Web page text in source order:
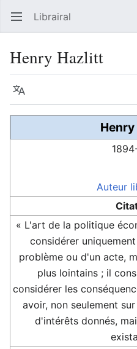
Ouvrir le menu principal Librairal
Henry Hazlitt
Langue
Auteur
« L'art de la politique
considérer
problème ou d'un acte,
plus lointains ; il
considérer les
avoir, non seulement
d'intérêts donnés,